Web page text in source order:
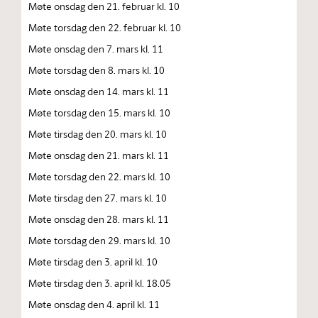
Møte onsdag den 21. februar kl. 10
Møte torsdag den 22. februar kl. 10
Møte onsdag den 7. mars kl. 11
Møte torsdag den 8. mars kl. 10
Møte onsdag den 14. mars kl. 11
Møte torsdag den 15. mars kl. 10
Møte tirsdag den 20. mars kl. 10
Møte onsdag den 21. mars kl. 11
Møte torsdag den 22. mars kl. 10
Møte tirsdag den 27. mars kl. 10
Møte onsdag den 28. mars kl. 11
Møte torsdag den 29. mars kl. 10
Møte tirsdag den 3. april kl. 10
Møte tirsdag den 3. april kl. 18.05
Møte onsdag den 4. april kl. 11